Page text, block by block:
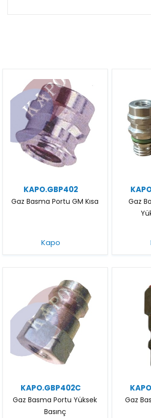
KAPO.GBP402
Gaz Basma Portu GM Kısa
Kapo
Gaz
KAPO.GBP402C
Gaz Basma Portu Yüksek
Basınç
Gaz